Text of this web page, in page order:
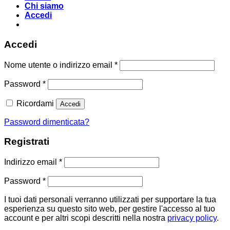
Chi siamo
Accedi
Accedi
Nome utente o indirizzo email *Richiesto
Password *Richiesto
Ricordami Accedi
Password dimenticata?
Registrati
Indirizzo email *Richiesto
Password *Richiesto
I tuoi dati personali verranno utilizzati per supportare la tua
esperienza su questo sito web, per gestire l'accesso al tuo
account e per altri scopi descritti nella nostra privacy policy.